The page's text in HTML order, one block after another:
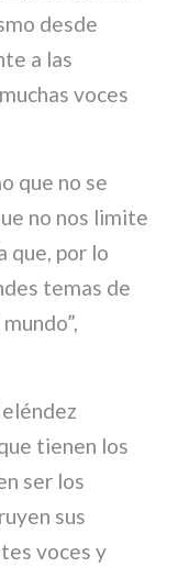
desde
a las
voces
que no se
no nos limite
que, por lo
temas de
tienen los
ser los
sus
voces y